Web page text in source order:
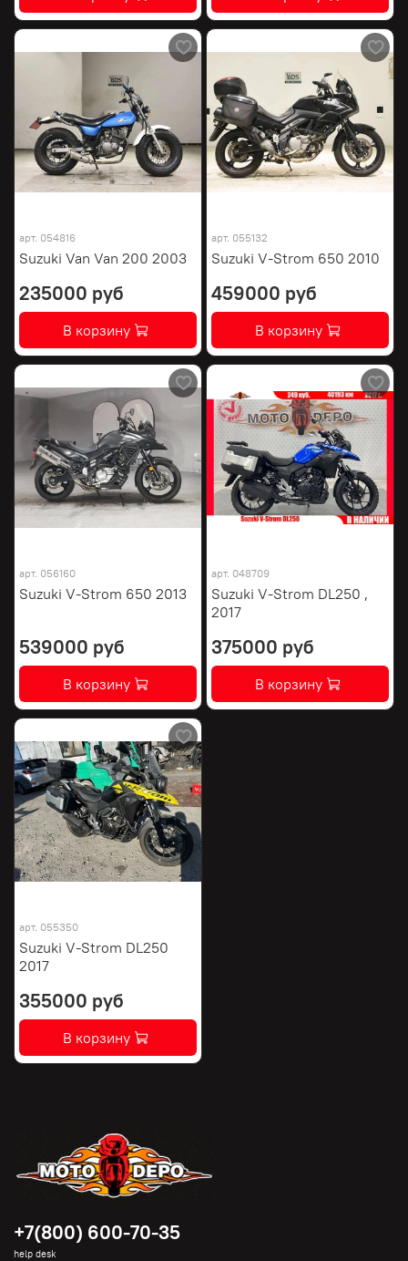
арт. 054816
Suzuki Van Van 200 2003
235000 руб
В корзину
арт. 055132
Suzuki V-Strom 650 2010
459000 руб
В корзину
арт. 056160
Suzuki V-Strom 650 2013
539000 руб
В корзину
арт. 048709
Suzuki V-Strom DL250 ,
2017
375000 руб
В корзину
арт. 055350
Suzuki V-Strom DL250
2017
355000 руб
В корзину
+7(800) 600-70-35
help desk